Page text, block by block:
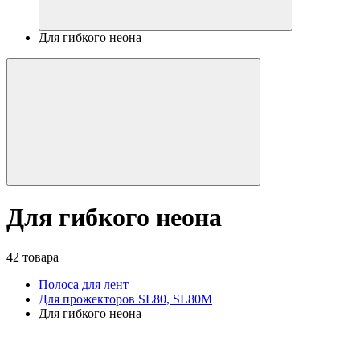
Для гибкого неона
Для гибкого неона
42 товара
Полоса для лент
Для прожекторов SL80, SL80M
Для гибкого неона